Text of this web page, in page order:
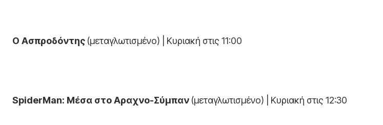
Ο Ασπροδόντης (μεταγλωτισμένο) | Κυριακή στις 11:00
SpiderMan: Μέσα στο Αραχνο-Σύμπαν (μεταγλωτισμένο) | Κυριακή στις 12:30